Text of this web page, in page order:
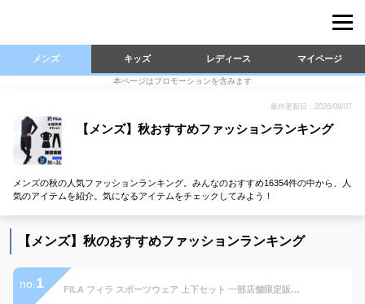
メンズ キッズ レディース マイページ
本ページはプロモーションを含みます
最終更新日：2026/08/07
【メンズ】秋おすすめファッションランキング
メンズの秋の人気ファッションランキング。みんなのおすすめ16354件の中から、人
気のアイテムを紹介。気になるアイテムをチェックしてみよう！
【メンズ】秋のおすすめファッションランキング
no. 1 FILA フィラ スポーツウェア 上下セット 一部店舗限定販売 オリジナル ラッシュガード付き メンズ フィットネス水着 水着 3点セット 10分丈 レギンス 大きいサイズ サーフパンツ 長袖 コンプレッション M L LL 3L 420919A 送料無料 着後レビューでクーポンGET